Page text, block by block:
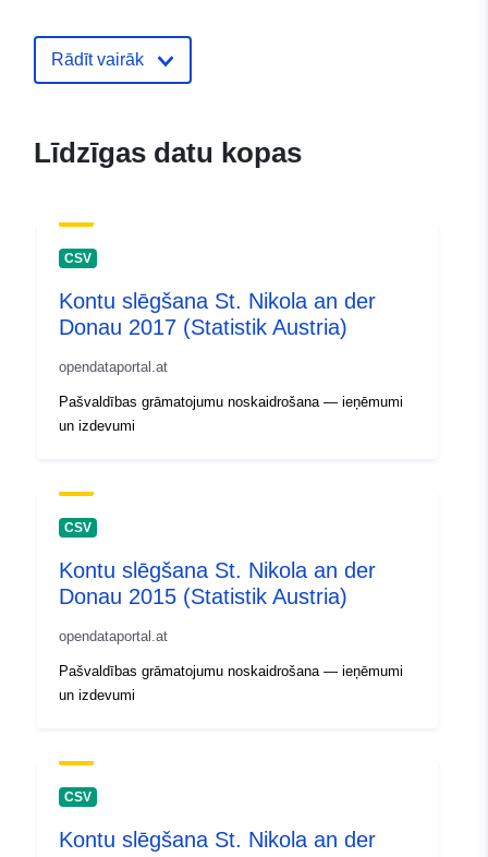
Rādīt vairāk
Līdzīgas datu kopas
CSV
Kontu slēgšana St. Nikola an der
Donau 2017 (Statistik Austria)
opendataportal.at
Pašvaldības grāmatojumu noskaidrošana — ieņēmumi
un izdevumi
CSV
Kontu slēgšana St. Nikola an der
Donau 2015 (Statistik Austria)
opendataportal.at
Pašvaldības grāmatojumu noskaidrošana — ieņēmumi
un izdevumi
CSV
Kontu slēgšana St. Nikola an der